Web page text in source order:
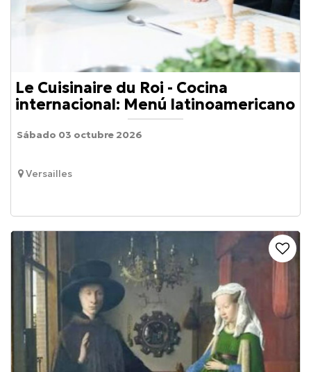
Le Cuisinaire du Roi - Cocina
internacional: Menú latinoamericano
Versailles
Sábado 03 octubre 2026